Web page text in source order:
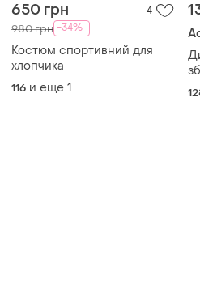
650 грн 4
980 грн -34%
Костюм спортивний для
хлопчика
116 и еще 1